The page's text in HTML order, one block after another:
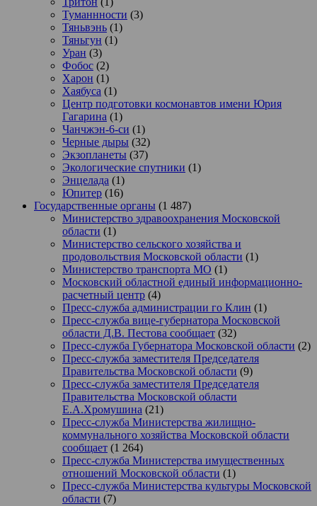
Туманнности (3)
Тяньвэнь (1)
Тяньгун (1)
Уран (3)
Фобос (2)
Харон (1)
Хаябуса (1)
Центр подготовки космонавтов имени Юрия
Гагарина (1)
Чанчжэн-6-си (1)
Черные дыры (32)
Экзопланеты (37)
Экологические спутники (1)
Энцелада (1)
Юпитер (16)
Государственные органы (1 487)
Министерство здравоохранения Московской
области (1)
Министерство сельского хозяйства и
продовольствия Московской области (1)
Министерство транспорта МО (1)
Московский областной единый информационно-
расчетный центр (4)
Пресс-служба администрации го Клин (1)
Пресс-служба вице-губернатора Московской
области Д.В. Пестова сообщает (32)
Пресс-служба Губернатора Московской области (2)
Пресс-служба заместителя Председателя
Правительства Московской области (9)
Пресс-служба заместителя Председателя
Правительства Московской области
Е.А.Хромушина (21)
Пресс-служба Министерства жилищно-
коммунального хозяйства Московской области
сообщает (1 264)
Пресс-служба Министерства имущественных
отношений Московской области (1)
Пресс-служба Министерства культуры Московской
области (7)